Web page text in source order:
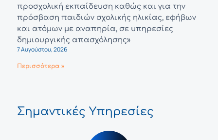
προσχολική εκπαίδευση καθώς και για την
πρόσβαση παιδιών σχολικής ηλικίας, εφήβων
και ατόμων με αναπηρία, σε υπηρεσίες
δημιουργικής απασχόλησης»
7 Αυγούστου, 2026
Περισσότερα »
Σημαντικές Υπηρεσίες